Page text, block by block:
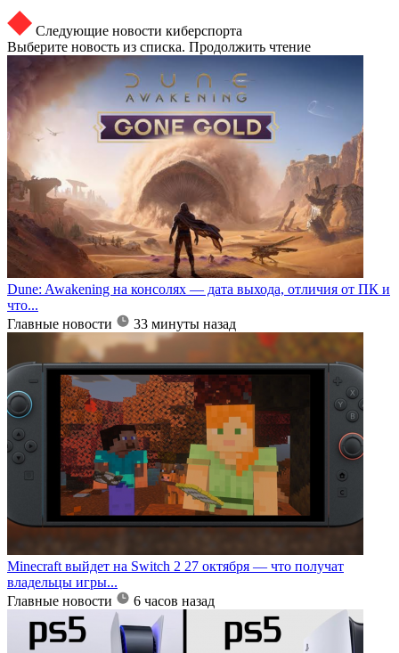
Следующие новости киберспорта
Выберите новость из списка. Продолжить чтение
Dune: Awakening на консолях — дата выхода, отличия от ПК и
что...
Главные новости
33 минуты назад
Minecraft выйдет на Switch 2 27 октября — что получат
владельцы игры...
Главные новости
6 часов назад